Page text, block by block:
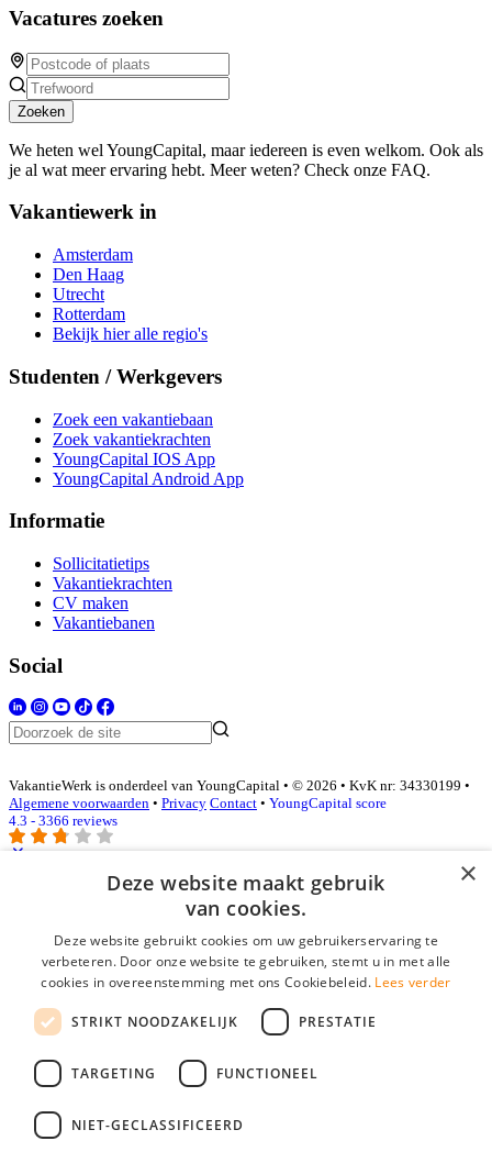
Vacatures zoeken
Zoeken
We heten wel YoungCapital, maar iedereen is even welkom. Ook als
je al wat meer ervaring hebt. Meer weten? Check onze FAQ.
Vakantiewerk in
Amsterdam
Den Haag
Utrecht
Rotterdam
Bekijk hier alle regio's
Studenten / Werkgevers
Zoek een vakantiebaan
Zoek vakantiekrachten
YoungCapital IOS App
YoungCapital Android App
Informatie
Sollicitatietips
Vakantiekrachten
CV maken
Vakantiebanen
Social
VakantieWerk is onderdeel van YoungCapital • © 2026 • KvK nr: 34330199 •
Algemene voorwaarden • Privacy Contact • YoungCapital score
4.3 - 3366 reviews
Inloggen als bedrijf
E-mail*
Wachtwoord
login gegevens onthouden
login
Bedrijf aanmelden
×
Deze website maakt gebruik
van cookies.
Deze website gebruikt cookies om uw gebruikerservaring te
verbeteren. Door onze website te gebruiken, stemt u in met alle
cookies in overeenstemming met ons Cookiebeleid. Lees verder
STRIKT NOODZAKELIJK PRESTATIE
TARGETING FUNCTIONEEL
NIET-GECLASSIFICEERD